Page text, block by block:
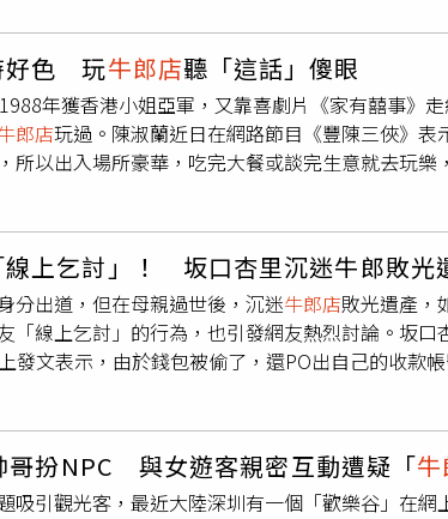
總共花約300萬日圓（約新台幣59.5萬元
店 容許之後付款的費用。她對此說，女兒將那段在
。而母親也強調，「我的女兒也有需要反省的地方
是很過分的行為。我希望透過這次法改，能讓這
風俗營業法》除了禁止逼迫女性賣淫或風俗勤務
費。此外，帶有「No.1」、「年收○億」等誇大牛
多家
將招牌上的字眼用黑膠帶遮蓋，顯
格檢視，我們會開始限制賒帳制度，朝健全經營邁
，
名，在東京巨蛋開過演唱會」，卡姐說自己是網紅
更亮眼的服裝。卡姐問他當牛郎跟偶像，哪種比較
跳，喜歡看到粉絲的笑容，只要我還沒死，就想
回答解散日期，並表示與前隊友龜梨和也、赤西
，雖然尷尬他仍以微笑應對，令卡姐很滿意。中國
）
好色 玩牛郎店聽「這話」傻眼
年獲香港小姐亞軍，又靠喜劇片《家有囍事》
郎店玩過。陳淑蘭近日在網路節目《豐陳三俠》
所以出入場所豪華，吃完大餐或談完生意就去玩樂
，不聽我的話就是死罪。」陳淑蘭念男友，「 哪
總會不是妳想的那樣」，也帶她去開眼界，而一
陳淑蘭也透露，她去過北京的鴨店（
，「我這麼好色的人，不知為何都沒反應。」陳淑
兒牛郎問她，「Are you rich？（你很有錢嗎？）
上乞討」！ 坂口杏里沉迷牛郎敗光
分出道，但在母親過世後，沉迷牛郎店敗光遺產，
「線上乞討」的行為，也引發網友熱烈討論。坂口
發文表示，由於錢包被偷了，還PO出自己的收款
生活宛如地獄一般，讓不少網友看了憂心忡忡，
眼。頂著星二代頭銜出道的坂口杏里，在2008年
，2013年過世，享年57歲。不料母親過世後，坂口
似乎過得很辛苦的坂口杏里，曾一度海拍成人片
所幸獲得不起訴處分。她也在2022年和跨性別男性
哥扮NPC 與女遊客親密互動遭疑「
吸引觀光客，最近大陸深圳有一個「歡樂谷」在